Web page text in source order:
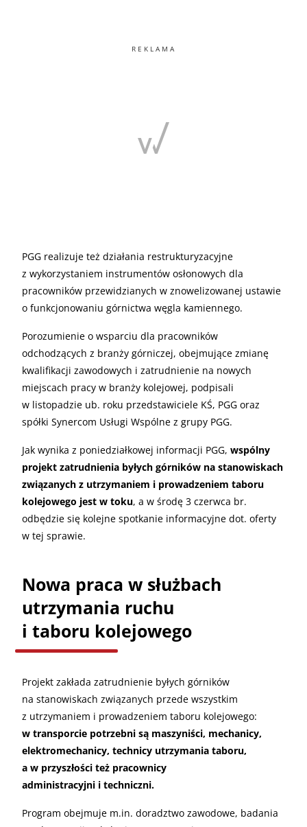
REKLAMA
PGG realizuje też działania restrukturyzacyjne
z wykorzystaniem instrumentów osłonowych dla
pracowników przewidzianych w znowelizowanej ustawie
o funkcjonowaniu górnictwa węgla kamiennego.
Porozumienie o wsparciu dla pracowników
odchodzących z branży górniczej, obejmujące zmianę
kwalifikacji zawodowych i zatrudnienie na nowych
miejscach pracy w branży kolejowej, podpisali
w listopadzie ub. roku przedstawiciele KŚ, PGG oraz
spółki Synercom Usługi Wspólne z grupy PGG.
Jak wynika z poniedziałkowej informacji PGG, wspólny
projekt zatrudnienia byłych górników na stanowiskach
związanych z utrzymaniem i prowadzeniem taboru
kolejowego jest w toku, a w środę 3 czerwca br.
odbędzie się kolejne spotkanie informacyjne dot. oferty
w tej sprawie.
Nowa praca w służbach
utrzymania ruchu
i taboru kolejowego
Projekt zakłada zatrudnienie byłych górników
na stanowiskach związanych przede wszystkim
z utrzymaniem i prowadzeniem taboru kolejowego:
w transporcie potrzebni są maszyniści, mechanicy,
elektromechanicy, technicy utrzymania taboru,
a w przyszłości też pracownicy
administracyjni i techniczni.
Program obejmuje m.in. doradztwo zawodowe, badania